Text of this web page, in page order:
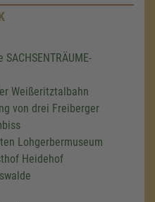
Weißeritztalbahn
von drei Freiberger
Lohgerbermuseum
Heidehof